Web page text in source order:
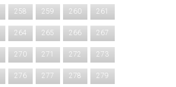
258 259 260 261
264 265 266 267
270 271 272 273
276 277 278 279